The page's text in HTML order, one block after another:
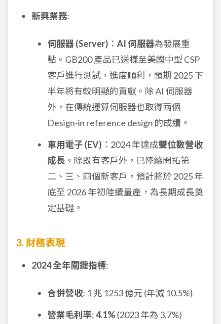
新興業務:
伺服器 (Server) ： AI 伺服器為發展重
點。GB200 產品已送樣至美國中型 CSP
客戶進行測試，進度順利，預期 2025 下
半年將有較明顯的貢獻。除 AI 伺服器
外，在傳統運算伺服器也取得兩個
Design-in reference design 的成績。
車用電子 (EV) ：2024 年達成雙位數營收
成長 。除既有客戶外，已陸續開拓第
二、三、四個新客戶，預計將於 2025 年
底至 2026 年初陸續量產，為長期成長奠
定基礎。
3. 財務表現
2024 全年關鍵指標:
合併營收: 1 兆 1253 億元 (年減 10.5%)
營業毛利率:4.1%(2023 年為 3.7%)